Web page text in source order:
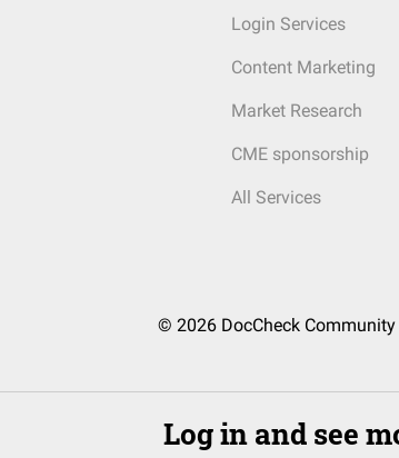
Login Services
Content Marketing
Market Research
CME sponsorship
All Services
© 2026 DocCheck Community
Log in and see